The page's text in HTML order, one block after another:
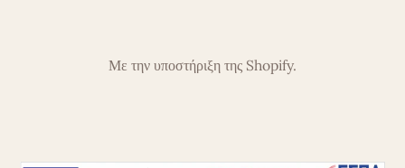
Με την υποστήριξη της Shopify.